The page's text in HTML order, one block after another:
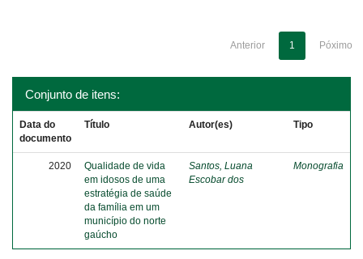
Anterior 1 Póximo
Conjunto de itens:
Data do
documento
Título Autor(es) Tipo
2020
Qualidade de vida
em idosos de uma
estratégia de saúde
da família em um
município do norte
gaúcho
Santos, Luana
Escobar dos
Monografia